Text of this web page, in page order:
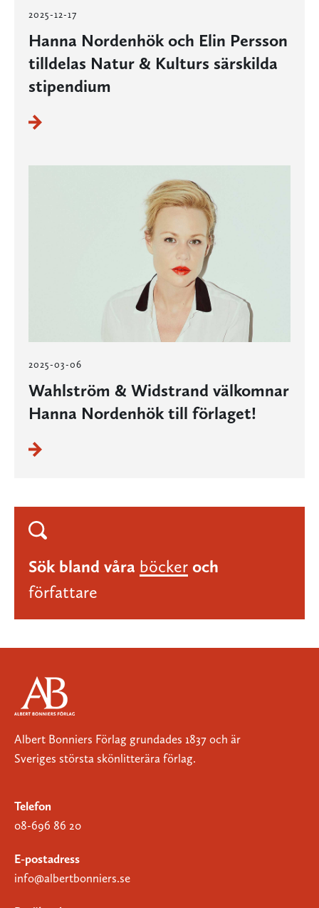
2025-12-17
Hanna Nordenhök och Elin Persson
tilldelas Natur & Kulturs särskilda
stipendium
2025-03-06
Wahlström & Widstrand välkomnar
Hanna Nordenhök till förlaget!
Sök bland våra böcker och
författare
Albert Bonniers Förlag grundades 1837 och är
Sveriges största skönlitterära förlag.
Telefon
08-696 86 20
E-postadress
info@albertbonniers.se